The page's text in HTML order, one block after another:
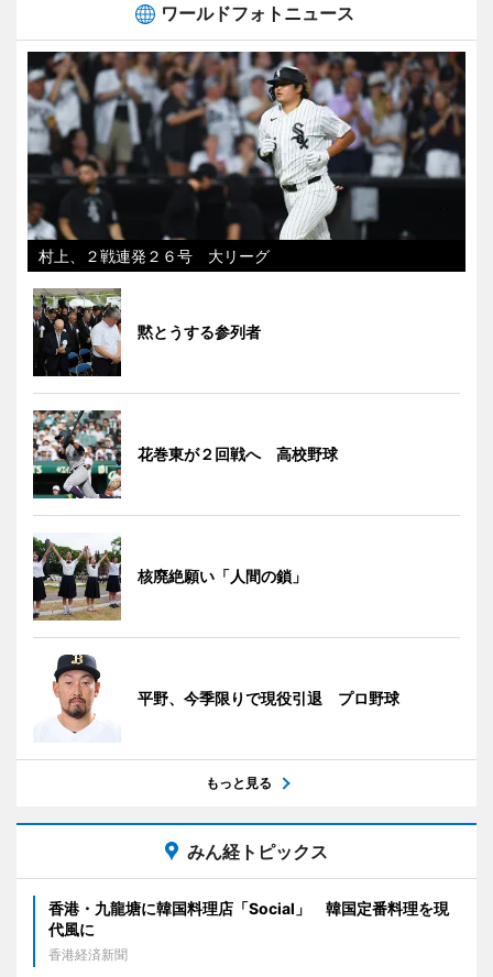
ワールドフォトニュース
村上、２戦連発２６号 大リーグ
黙とうする参列者
花巻東が２回戦へ 高校野球
核廃絶願い「人間の鎖」
平野、今季限りで現役引退 プロ野球
もっと見る
みん経トピックス
香港・九龍塘に韓国料理店「Social」 韓国定番料理を現
代風に
香港経済新聞